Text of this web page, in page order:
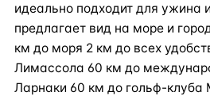
идеально подходит для ужина
предлагает вид на море и
км до моря 2 км до всех
Лимассола 60 км до
Ларнаки 60 км до гольф-клуба